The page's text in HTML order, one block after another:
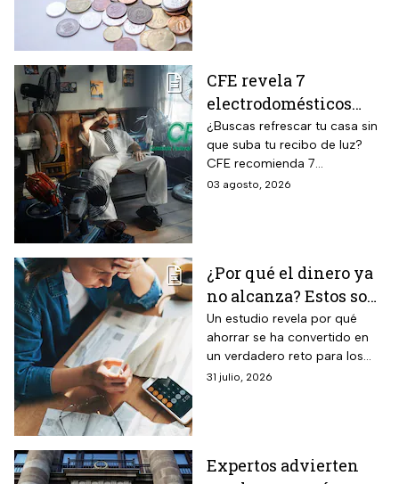
CFE revela 7
electrodomésticos
para combatir el calor
sin que se dispare tu
recibo de luz
¿Buscas refrescar tu casa sin
que suba tu recibo de luz?
CFE recomienda 7
electrodomésticos eficientes
03 agosto, 2026
¿Por qué el dinero ya
no alcanza? Estos son
los gastos que más
impactan a los
mexicanos
Un estudio revela por qué
ahorrar se ha convertido en
un verdadero reto para los
mexicanos.
31 julio, 2026
Expertos advierten